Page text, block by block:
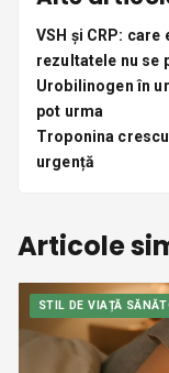
VSH și CRP:
rezultatele nu se
Urobilinogen în
pot urma
Troponina
urgență
Articole
STIL DE VIAȚĂ